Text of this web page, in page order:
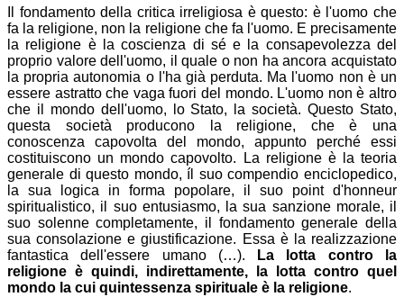
Il fondamento della critica irreligiosa è questo: è l'uomo che
fa la religione, non la religione che fa l'uomo. E precisamente
la religione è la coscienza di sé e la consapevolezza del
proprio valore dell'uomo, il quale o non ha ancora acquistato
la propria autonomia o l'ha già perduta. Ma l'uomo non è un
essere astratto che vaga fuori del mondo. L'uomo non è altro
che il mondo dell'uomo, lo Stato, la società. Questo Stato,
questa società producono la religione, che è una
conoscenza capovolta del mondo, appunto perché essi
costituiscono un mondo capovolto. La religione è la teoria
generale di questo mondo, íl suo compendio enciclopedico,
la sua logica in forma popolare, il suo point d'honneur
spiritualistico, il suo entusiasmo, la sua sanzione morale, il
suo solenne completamente, il fondamento generale della
sua consolazione e giustificazione. Essa è la realizzazione
fantastica dell'essere umano (…).
La lotta contro la
religione è quindi, indirettamente, la lotta contro quel
mondo la cui quintessenza spirituale è la religione.